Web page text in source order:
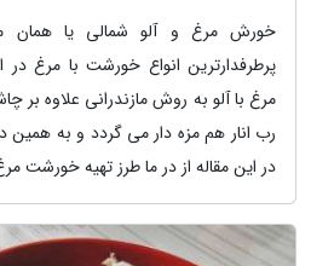
خورش مرغ و آلو شمالی یا همان
پرطرفدارترین انواع خورشت با مرغ
مرغ با آلو به روش مازندرانی علاوه بر
رب انار هم مزه دار می گردد و به
در این مقاله از در ما طرز تهیه خورشت